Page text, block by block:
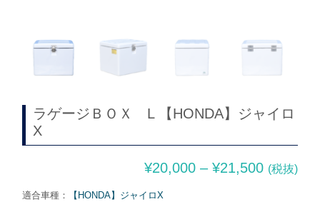
ラゲージＢＯＸ L 【HONDA】ジャイロ
X
¥20,000 – ¥21,500 (税抜)
適合車種： 【HONDA】ジャイロX